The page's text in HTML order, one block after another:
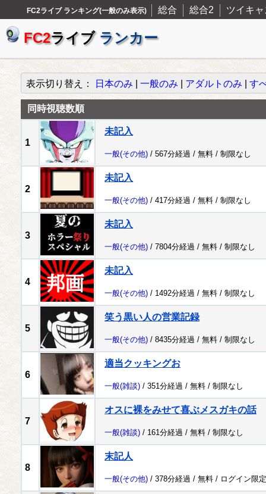
FC2ライブ ランキング(一般のみ表示) 総合 総合2 ツイキャ
FC2ライブ ランカー
表示切り替え： 日本のみ 一般のみ アダルトのみ す
同時視聴数順
1
未記入
一般(その他) / 567分経過 / 無料 / 制限なし
2
未記入
一般(その他) / 417分経過 / 無料 / 制限なし
3
未記入
一般(その他) / 7804分経過 / 無料 / 制限なし
4
未記入
一般(その他) / 1492分経過 / 無料 / 制限なし
5
笑う黒い人の営業記録
一般(その他) / 8435分経過 / 無料 / 制限なし
6
適当クッキングお
一般(雑談) / 351分経過 / 無料 / 制限なし
7
オスに裸をみせて喜ぶメスガキの話
一般(雑談) / 161分経過 / 無料 / 制限なし
8
末記人
一般(その他) / 378分経過 / 無料 / ログイン限定